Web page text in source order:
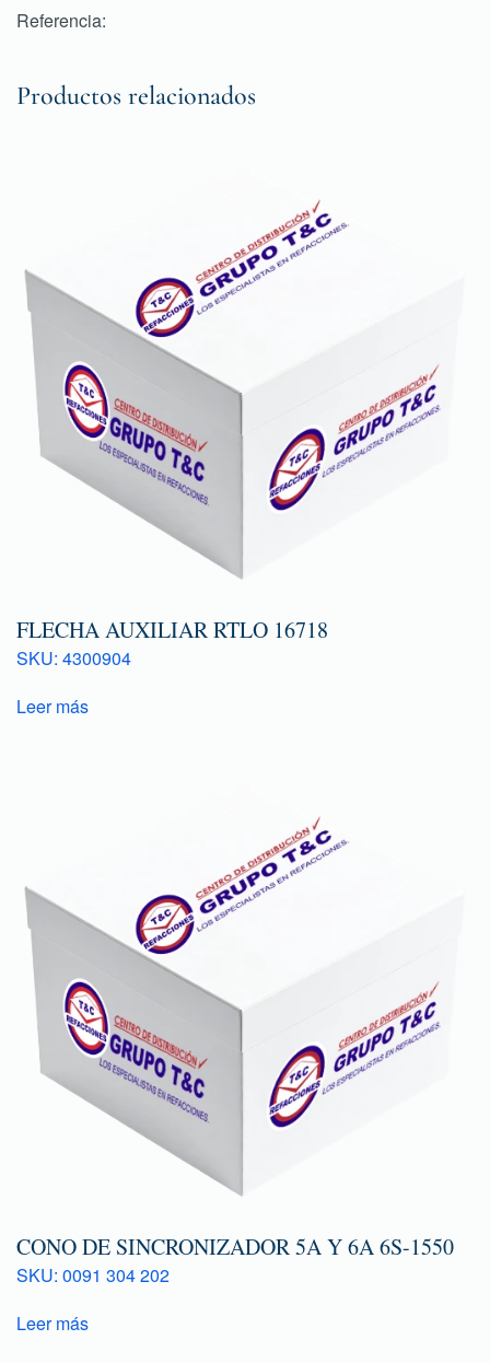
Referencia:
Productos relacionados
FLECHA AUXILIAR RTLO 16718
SKU: 4300904
Leer más
CONO DE SINCRONIZADOR 5A Y 6A 6S-1550
SKU: 0091 304 202
Leer más